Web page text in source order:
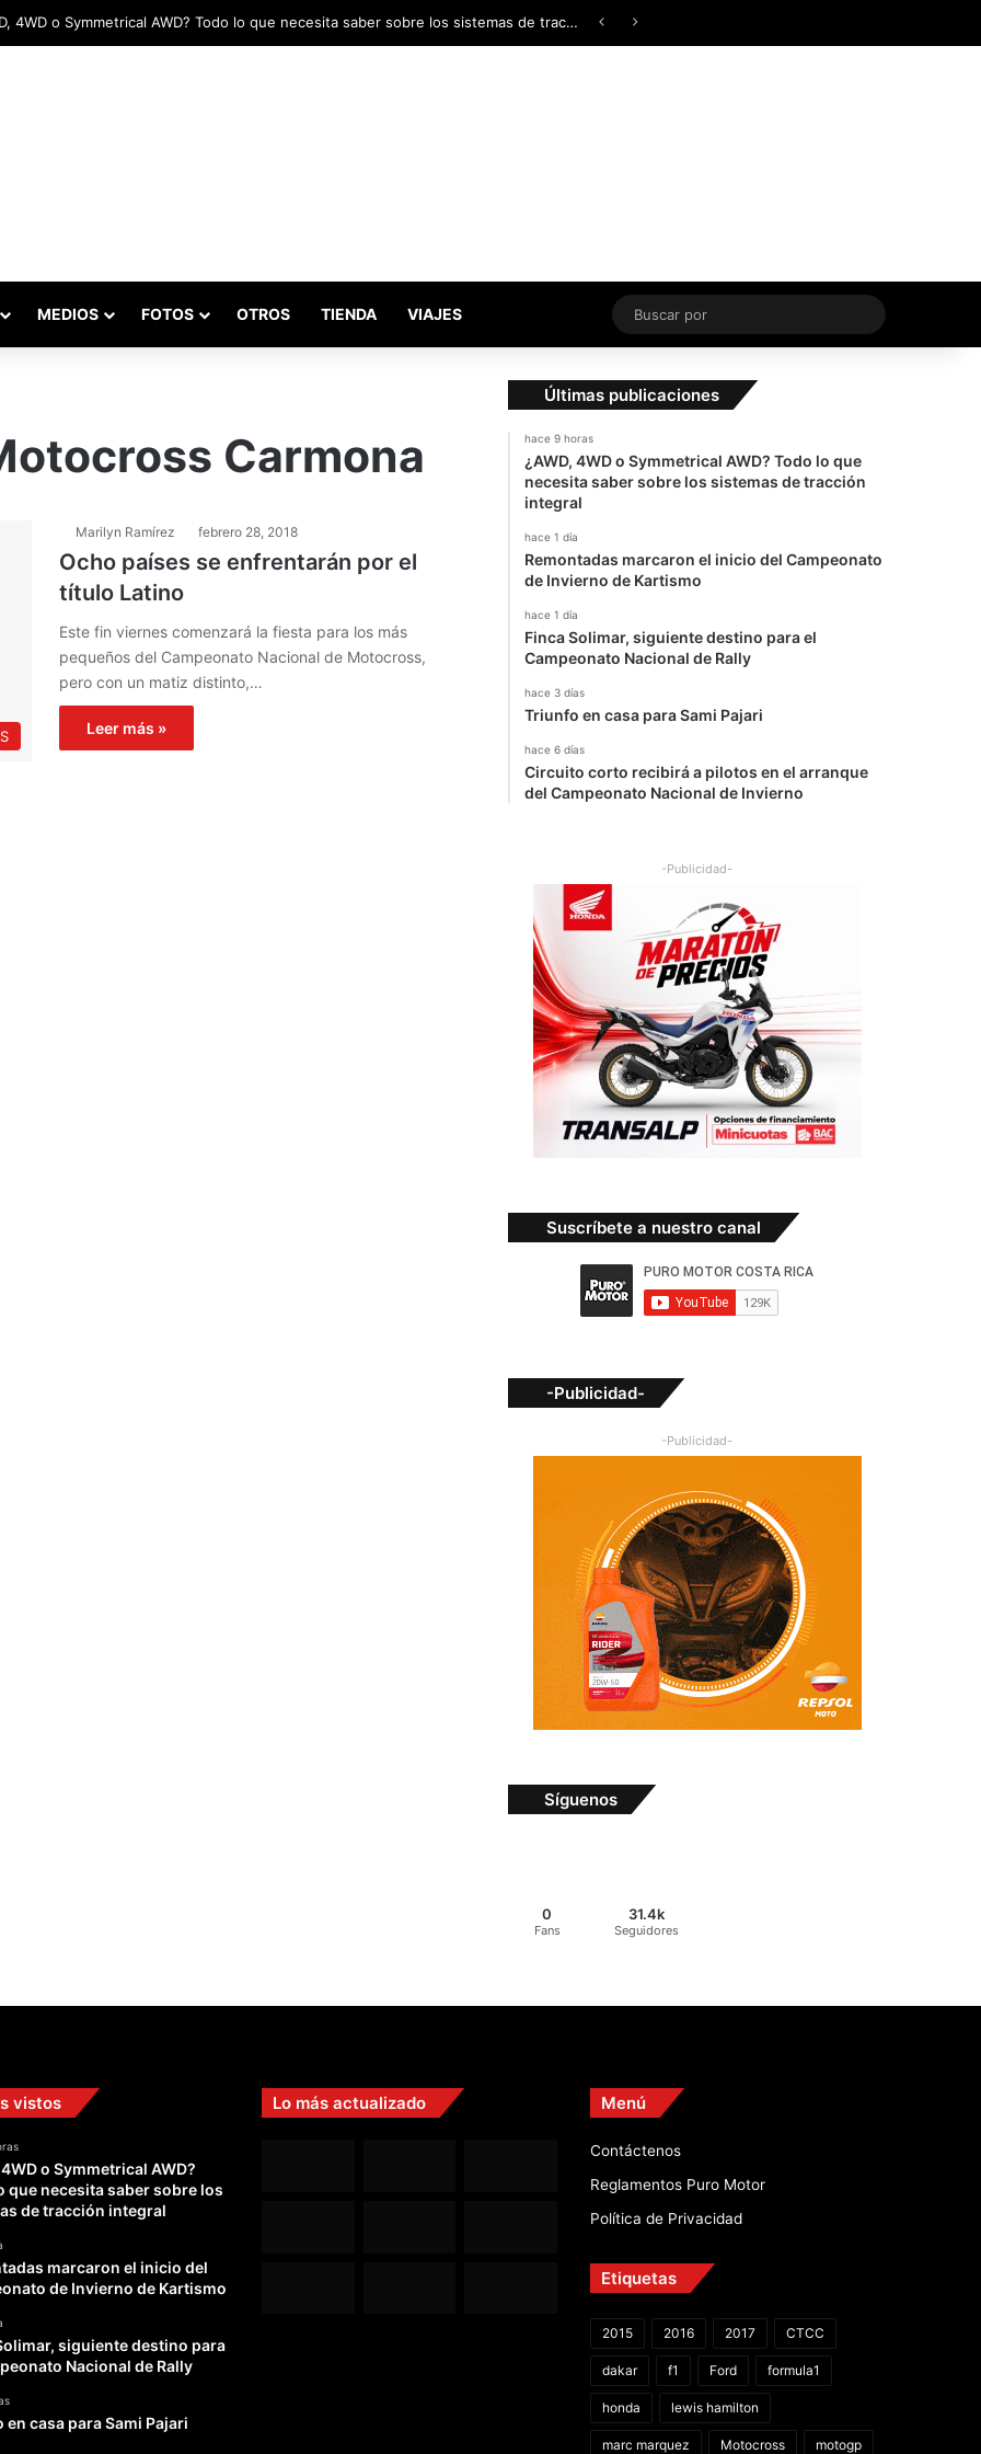
¿AWD, 4WD o Symmetrical AWD? Todo lo que necesita saber sobre los sistemas de tracción integral
MEDIOS FOTOS OTROS TIENDA VIAJES
Buscar
por
Carmona
Marilyn Ramírez febrero 28, 2018
Ocho países se enfrentarán por el
título Latino
Este fin viernes comenzará la fiesta para los más
pequeños del Campeonato Nacional de Motocross,
pero con un matiz distinto,…
Leer más »
Últimas publicaciones
hace 9 horas
¿AWD, 4WD o Symmetrical AWD? Todo lo que
necesita saber sobre los sistemas de tracción
integral
hace 1 día
Remontadas marcaron el inicio del Campeonato
de Invierno de Kartismo
hace 1 día
Finca Solimar, siguiente destino para el
Campeonato Nacional de Rally
hace 3 días
Triunfo en casa para Sami Pajari
hace 6 días
Circuito corto recibirá a pilotos en el arranque
del Campeonato Nacional de Invierno
-Publicidad-
Suscríbete a nuestro canal
-Publicidad-
-Publicidad-
Síguenos
0
Fans
31.4k
Seguidores
vistos
4WD o Symmetrical AWD?
que necesita saber sobre los
de tracción integral
marcaron el inicio del
de Invierno de Kartismo
siguiente destino para
Nacional de Rally
en casa para Sami Pajari
Lo más actualizado Menú
Contáctenos
Reglamentos Puro Motor
Política de Privacidad
Etiquetas
2015 2016 2017 CTCC
dakar f1 Ford formula1
honda lewis hamilton
marc marquez Motocross motogp